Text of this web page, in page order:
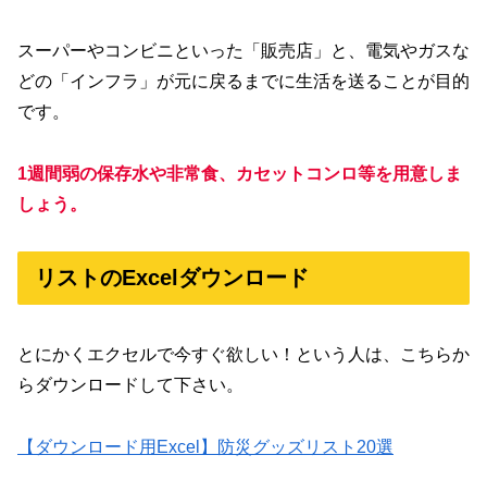
スーパーやコンビニといった「販売店」と、電気やガスな
どの「インフラ」が元に戻るまでに生活を送ることが目的
です。
1週間弱の保存水や非常食、カセットコンロ等を用意しま
しょう。
リストのExcelダウンロード
とにかくエクセルで今すぐ欲しい！という人は、こちらか
らダウンロードして下さい。
【ダウンロード用Excel】防災グッズリスト20選